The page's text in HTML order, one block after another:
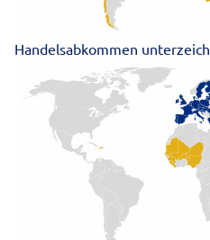
Handelsabkommen